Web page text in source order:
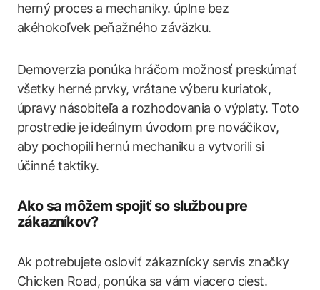
herný proces a mechaniky. úplne bez
akéhokoľvek peňažného záväzku.
Demoverzia ponúka hráčom možnosť preskúmať
všetky herné prvky, vrátane výberu kuriatok,
úpravy násobiteľa a rozhodovania o výplaty. Toto
prostredie je ideálnym úvodom pre nováčikov,
aby pochopili hernú mechaniku a vytvorili si
účinné taktiky.
Ako sa môžem spojiť so službou pre
zákazníkov?
Ak potrebujete osloviť zákaznícky servis značky
Chicken Road, ponúka sa vám viacero ciest.